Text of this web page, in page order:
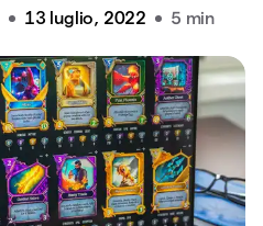
13 luglio, 2022 5 min